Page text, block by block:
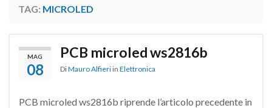
TAG: MICROLED
MAG
08
PCB microled ws2816b
DiMauro Alfieri in Elettronica
PCB microled ws2816b riprende l’articolo precedente in